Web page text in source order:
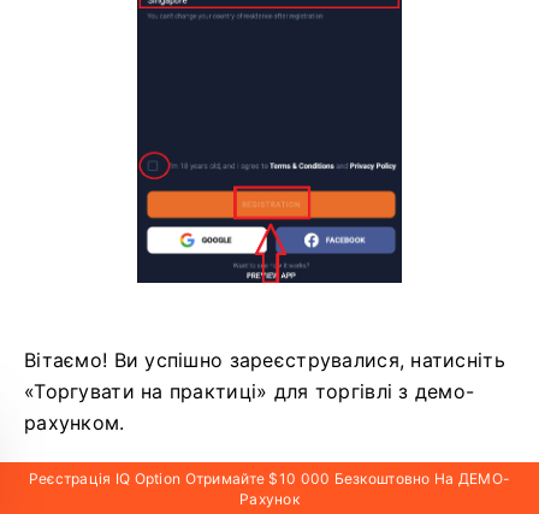
Вітаємо! Ви успішно зареєструвалися, натисніть
«Торгувати на практиці» для торгівлі з демо-
рахунком.
Реєстрація IQ Option Отримайте $10 000 Безкоштовно На ДЕМО-
Рахунок